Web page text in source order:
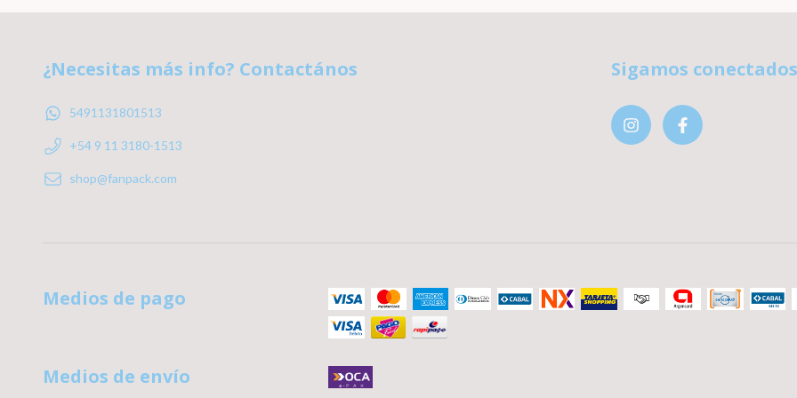
¿Necesitas más info? Contactános
5491131801513
+54 9 11 3180-1513
shop@fanpack.com
Sigamos conectados
Medios de pago
Medios de envío